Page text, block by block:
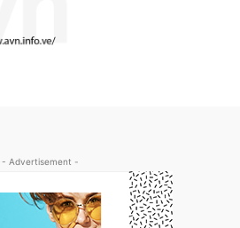
- Advertisement -